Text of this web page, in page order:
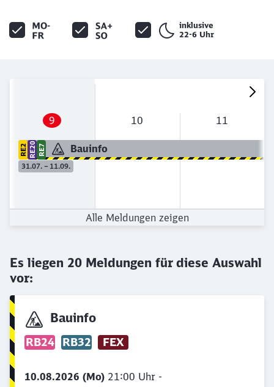
inklusive
22-6 Uhr
9 10 11
RE2 RE20 RE7 Bauinfo
31.07. – 11.09.
14.12. – 18.09.
RB20
Alle Meldungen zeigen
Es liegen 20 Meldungen für diese Auswahl
vor:
Bauinfo
RB24 RB32 FEX
10.08.2026 (Mo) 21:00 Uhr -